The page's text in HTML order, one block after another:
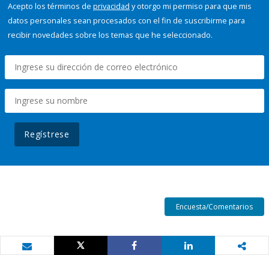
Acepto los términos de privacidad y otorgo mi permiso para que mis
datos personales sean procesados con el fin de suscribirme para
recibir novedades sobre los temas que he seleccionado.
Regístrese
Encuesta/Comentarios